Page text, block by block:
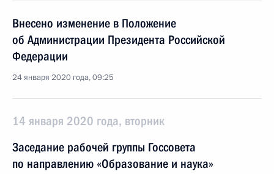
Внесено изменение в Положение
об Администрации Президента Российской
Федерации
24 января 2020 года, 09:25
14 января 2020 года, вторник
Заседание рабочей группы Госсовета
по направлению «Образование и наука»